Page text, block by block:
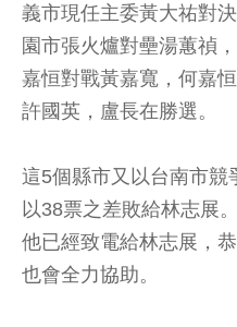
義市現任主委黃大祐對
園市張火爐對壘湯蕙禎
嘉恒對戰黃嘉寬，何嘉
許國英，盧長在勝選。
這5個縣市又以台南市競
以38票之差敗給林志展
他已經致電給林志展，
也會全力協助。